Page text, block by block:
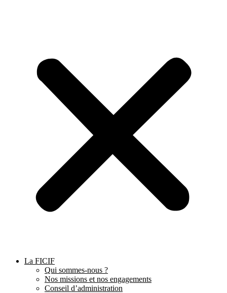
La FICIF
Qui sommes-nous ?
Nos missions et nos engagements
Conseil d’administration